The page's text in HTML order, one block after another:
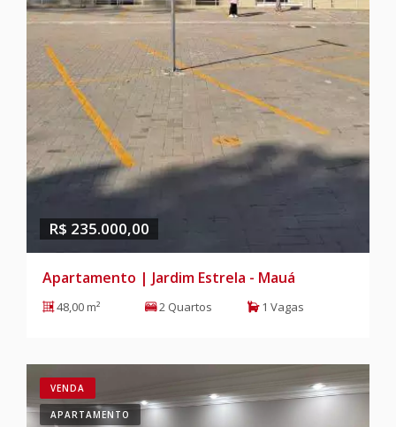
R$ 235.000,00
Apartamento | Jardim Estrela - Mauá
48,00 m² 2 Quartos 1 Vagas
VENDA
APARTAMENTO